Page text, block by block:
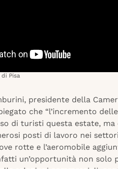
Pisa
presidente della
che “l’incremento
di turisti questa estate,
posti di lavoro nei
rotte e l’aeromobile
un’opportunità non solo